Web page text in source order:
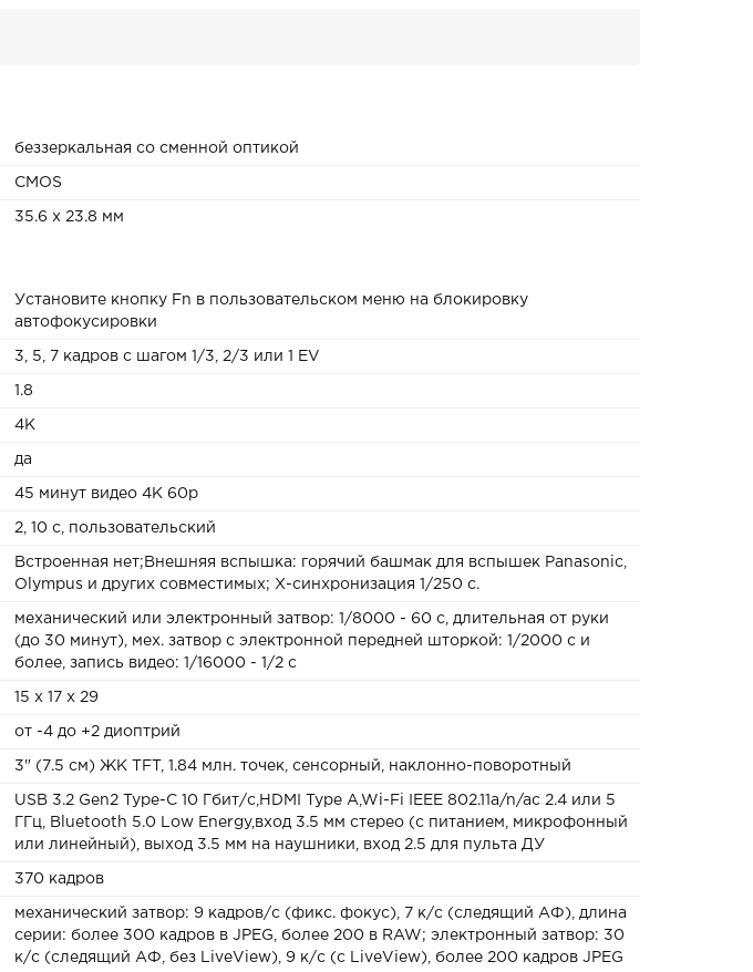
беззеркальная со сменной оптикой
CMOS
35.6 x 23.8 мм
Установите кнопку Fn в пользовательском меню на блокировку
автофокусировки
3, 5, 7 кадров с шагом 1/3, 2/3 или 1 EV
1.8
4K
да
45 минут видео 4К 60р
2, 10 с, пользовательский
Встроенная нет;Внешняя вспышка: горячий башмак для вспышек Panasonic,
Olympus и других совместимых; Х-синхронизация 1/250 с.
механический или электронный затвор: 1/8000 - 60 c, длительная от руки
(до 30 минут), мех. затвор с электронной передней шторкой: 1/2000 с и
более, запись видео: 1/16000 - 1/2 с
15 x 17 x 29
от -4 до +2 диоптрий
3" (7.5 см) ЖК TFT, 1.84 млн. точек, сенсорный, наклонно-поворотный
USB 3.2 Gen2 Type-C 10 Гбит/с,HDMI Type A,Wi-Fi IEEE 802.11a/n/ac 2.4 или 5
ГГц, Bluetooth 5.0 Low Energy,вход 3.5 мм стерео (с питанием, микрофонный
или линейный), выход 3.5 мм на наушники, вход 2.5 для пульта ДУ
370 кадров
механический затвор: 9 кадров/с (фикс. фокус), 7 к/с (следящий АФ), длина
серии: более 300 кадров в JPEG, более 200 в RAW; электронный затвор: 30
к/с (следящий АФ, без LiveView), 9 к/с (с LiveView), более 200 кадров JPEG